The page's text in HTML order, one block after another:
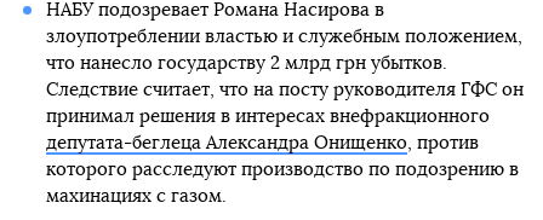
НАБУ подозревает Романа Насирова в
злоупотреблении властью и служебным положением,
что нанесло государству 2 млрд грн убытков.
Следствие считает, что на посту руководителя ГФС он
принимал решения в интересах внефракционного
депутата-беглеца Александра Онищенко, против
которого расследуют производство по подозрению в
махинациях с газом.